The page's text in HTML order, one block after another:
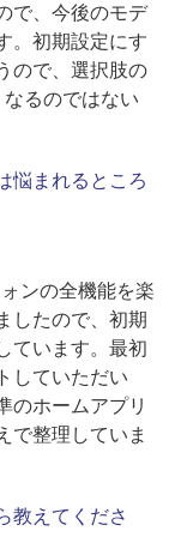
で、今後のモデ
。初期設定にす
ので、選択肢の
るのではない
悩まれるところ
ンの全機能を楽
したので、初期
ています。最初
していただい
のホームアプリ
で整理していま
教えてくださ